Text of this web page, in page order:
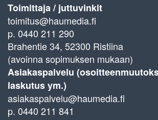
Toimittaja / juttuvinkit
toimitus@haumedia.fi
p. 0440 211 290
Brahentie 34, 52300 Ristiina
(avoinna sopimuksen mukaan)
Asiakaspalvelu
laskutus ym.)
asiakaspalvelu@haumedia.fi
p. 0440 211 841